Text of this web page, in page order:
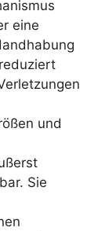
eine
und
Sie